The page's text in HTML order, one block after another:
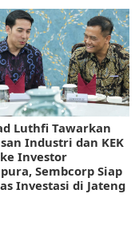
Luthfi Tawarkan
Industri dan KEK
Investor
Sembcorp Siap
Investasi di Jateng